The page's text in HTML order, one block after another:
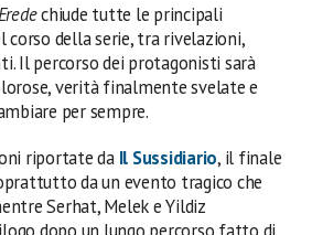
chiude tutte le principali
della serie, tra rivelazioni,
Il percorso dei protagonisti sarà
verità finalmente svelate e
per sempre.
riportate da Il Sussidiario, il finale
da un evento tragico che
Serhat, Melek e Yildiz